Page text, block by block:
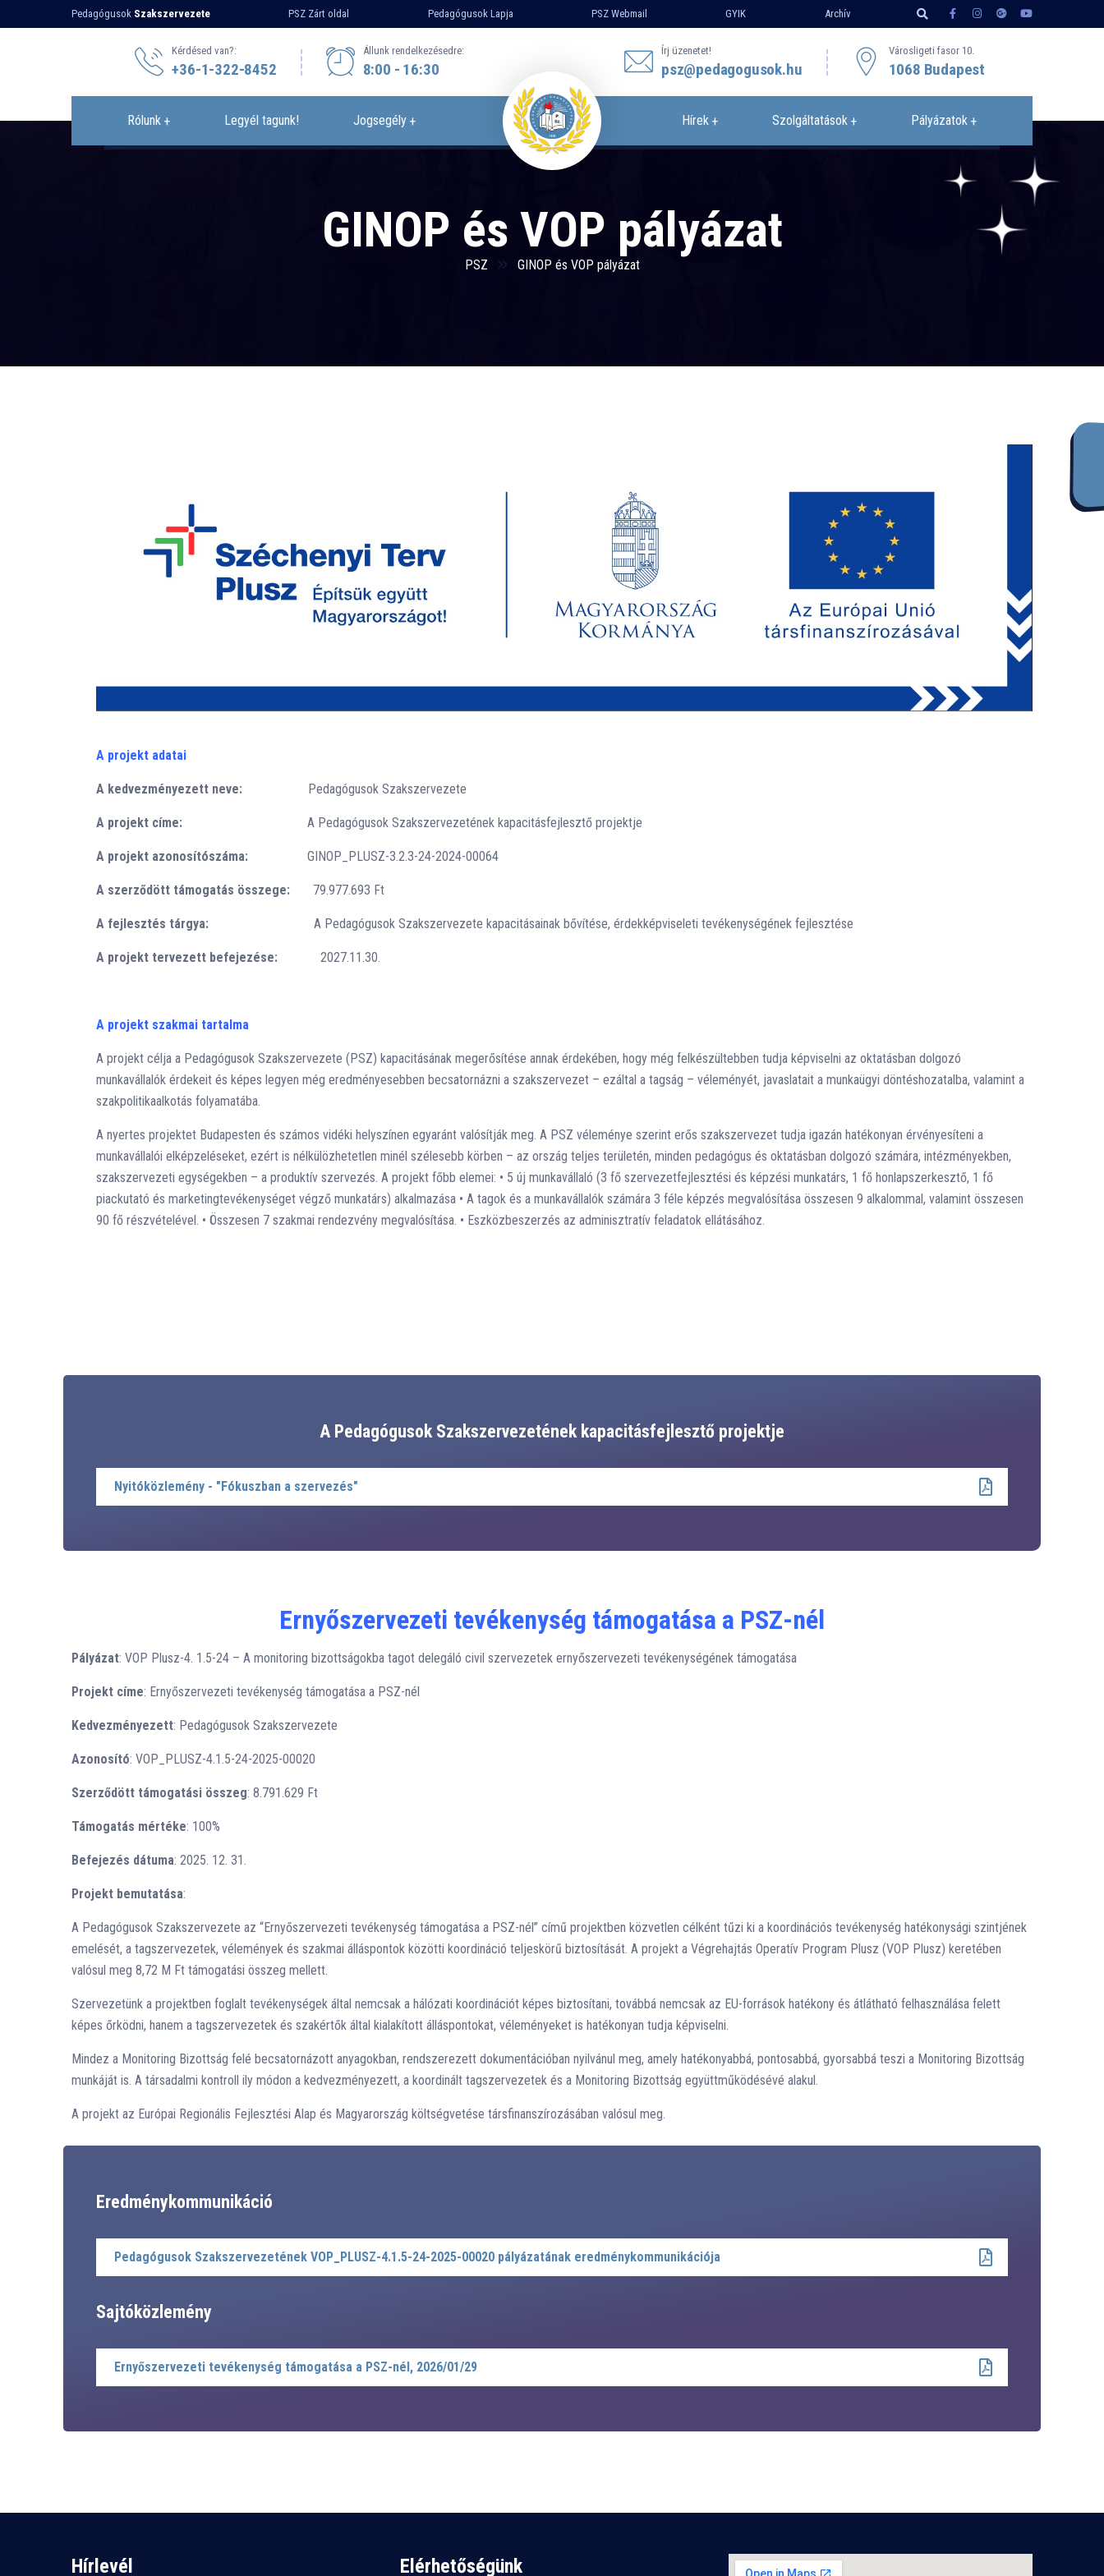
Pedagógusok Szakszervezete PSZ Zárt oldal Pedagógusok Lapja PSZ Webmail GYIK Archív
Kérdésed van?:
+36-1-322-8452
Állunk rendelkezésedre:
8:00 - 16:30
Írj üzenetet!
psz@pedagogusok.hu
Városligeti fasor 10.
1068 Budapest
Rólunk Legyél tagunk! Jogsegély Hírek Szolgáltatások Pályázatok
GINOP és VOP pályázat
PSZ GINOP és VOP pályázat
A projekt adatai
A kedvezményezett neve: Pedagógusok Szakszervezete
A projekt címe: A Pedagógusok Szakszervezetének kapacitásfejlesztő projektje
A projekt azonosítószáma: GINOP_PLUSZ-3.2.3-24-2024-00064
A szerződött támogatás összege: 79.977.693 Ft
A fejlesztés tárgya: A Pedagógusok Szakszervezete kapacitásainak bővítése, érdekképviseleti tevékenységének fejlesztése
A projekt tervezett befejezése: 2027.11.30.
A projekt szakmai tartalma
A projekt célja a Pedagógusok Szakszervezete (PSZ) kapacitásának megerősítése annak érdekében, hogy még felkészültebben tudja képviselni az oktatásban dolgozó
munkavállalók érdekeit és képes legyen még eredményesebben becsatornázni a szakszervezet – ezáltal a tagság – véleményét, javaslatait a munkaügyi döntéshozatalba, valamint a
szakpolitikaalkotás folyamatába.
A nyertes projektet Budapesten és számos vidéki helyszínen egyaránt valósítják meg. A PSZ véleménye szerint erős szakszervezet tudja igazán hatékonyan érvényesíteni a
munkavállalói elképzeléseket, ezért is nélkülözhetetlen minél szélesebb körben – az ország teljes területén, minden pedagógus és oktatásban dolgozó számára, intézményekben,
szakszervezeti egységekben – a produktív szervezés. A projekt főbb elemei: • 5 új munkavállaló (3 fő szervezetfejlesztési és képzési munkatárs, 1 fő honlapszerkesztő, 1 fő
piackutató és marketingtevékenységet végző munkatárs) alkalmazása • A tagok és a munkavállalók számára 3 féle képzés megvalósítása összesen 9 alkalommal, valamint összesen
90 fő részvételével. • Összesen 7 szakmai rendezvény megvalósítása. • Eszközbeszerzés az adminisztratív feladatok ellátásához.
A Pedagógusok Szakszervezetének kapacitásfejlesztő projektje
Nyitóközlemény - "Fókuszban a szervezés"
Ernyőszervezeti tevékenység támogatása a PSZ-nél
Pályázat: VOP Plusz-4. 1.5-24 – A monitoring bizottságokba tagot delegáló civil szervezetek ernyőszervezeti tevékenységének támogatása
Projekt címe: Ernyőszervezeti tevékenység támogatása a PSZ-nél
Kedvezményezett: Pedagógusok Szakszervezete
Azonosító: VOP_PLUSZ-4.1.5-24-2025-00020
Szerződött támogatási összeg: 8.791.629 Ft
Támogatás mértéke: 100%
Befejezés dátuma: 2025. 12. 31.
Projekt bemutatása:
A Pedagógusok Szakszervezete az “Ernyőszervezeti tevékenység támogatása a PSZ-nél” című projektben közvetlen célként tűzi ki a koordinációs tevékenység hatékonysági szintjének
emelését, a tagszervezetek, vélemények és szakmai álláspontok közötti koordináció teljeskörű biztosítását. A projekt a Végrehajtás Operatív Program Plusz (VOP Plusz) keretében
valósul meg 8,72 M Ft támogatási összeg mellett.
Szervezetünk a projektben foglalt tevékenységek által nemcsak a hálózati koordinációt képes biztosítani, továbbá nemcsak az EU-források hatékony és átlátható felhasználása felett
képes őrködni, hanem a tagszervezetek és szakértők által kialakított álláspontokat, véleményeket is hatékonyan tudja képviselni.
Mindez a Monitoring Bizottság felé becsatornázott anyagokban, rendszerezett dokumentációban nyilvánul meg, amely hatékonyabbá, pontosabbá, gyorsabbá teszi a Monitoring Bizottság
munkáját is. A társadalmi kontroll ily módon a kedvezményezett, a koordinált tagszervezetek és a Monitoring Bizottság együttműködésévé alakul.
A projekt az Európai Regionális Fejlesztési Alap és Magyarország költségvetése társfinanszírozásában valósul meg.
Eredménykommunikáció
Pedagógusok Szakszervezetének VOP_PLUSZ-4.1.5-24-2025-00020 pályázatának eredménykommunikációja
Sajtóközlemény
Ernyőszervezeti tevékenység támogatása a PSZ-nél, 2026/01/29
Hírlevél Elérhetőségünk